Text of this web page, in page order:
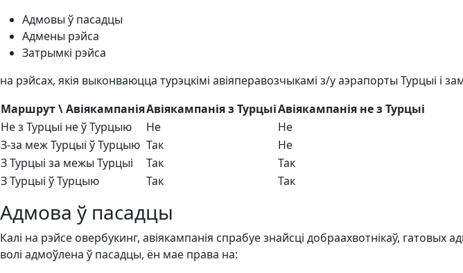
Адмовы ў пасадцы
Адмены рэйса
Затрымкі рэйса
на рэйсах, якія выконваюцца турэцкімі авіяперавозчыкамі з/у аэрапорты Турцыі і
Маршрут \ АвіякампаніяАвіякампанія з ТурцыіАвіякампанія не з Турцыі
Не з Турцыі не ў Турцыю
Не
Не
З-за меж Турцыі ў Турцыю Так
Не
З Турцыі за межы Турцыі
Так
Так
З Турцыі ў Турцыю
Так Так
Адмова ў пасадцы
Калі на рэйсе овербукинг, авіякампанія спрабуе знайсці добраахвотнікаў,
волі адмоўлена ў пасадцы, ён мае права на: